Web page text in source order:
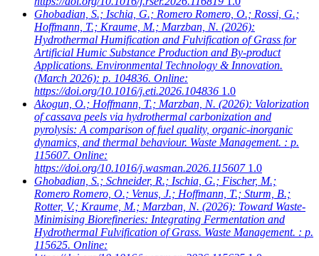
Ghobadian, S.; Ischia, G.; Romero Romero, O.; Rossi, G.;
Hoffmann, T.; Kraume, M.; Marzban, N. (2026):
Hydrothermal Humification and Fulvification of Grass for
Artificial Humic Substance Production and By-product
Applications. Environmental Technology & Innovation.
(March 2026): p. 104836. Online:
https://doi.org/10.1016/j.eti.2026.104836 1.0
Akogun, O.; Hoffmann, T.; Marzban, N. (2026): Valorization
of cassava peels via hydrothermal carbonization and
pyrolysis: A comparison of fuel quality, organic-inorganic
dynamics, and thermal behaviour. Waste Management. : p.
115607. Online:
https://doi.org/10.1016/j.wasman.2026.115607 1.0
Ghobadian, S.; Schneider, R.; Ischia, G.; Fischer, M.;
Romero Romero, O.; Venus, J.; Hoffmann, T.; Sturm, B.;
Rotter, V.; Kraume, M.; Marzban, N. (2026): Toward Waste-
Minimising Biorefineries: Integrating Fermentation and
Hydrothermal Fulvification of Grass. Waste Management. : p.
115625. Online: